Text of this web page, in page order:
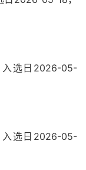
入选日2026-05-
入选日2026-05-